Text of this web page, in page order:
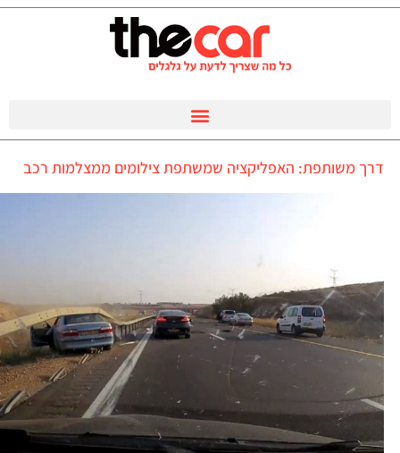
דרך משותפת: האפליקציה שמשתפת צילומים ממצלמות רכב